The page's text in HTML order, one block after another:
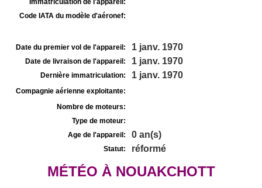
Immatriculation de l'appareil:
Code IATA du modèle d'aéronef:
Date du premier vol de l'appareil: 1 janv. 1970
Date de livraison de l'appareil: 1 janv. 1970
Dernière immatriculation: 1 janv. 1970
Compagnie aérienne exploitante:
Nombre de moteurs:
Type de moteur:
Age de l'appareil:
0 an(s)
Statut: réformé
MÉTÉO À NOUAKCHOTT